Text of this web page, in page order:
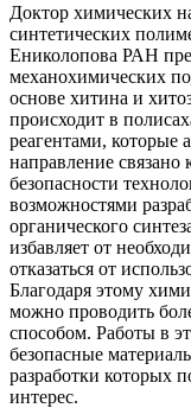
Доктор химических
синтетических
Ениколопова РАН
механохимических
основе хитина и
происходит в
реагентами, которые
направление связано
безопасности
возможностями
органического
избавляет от
отказаться от
Благодаря этому
можно проводить
способом. Работы в
безопасные
разработки которых
интерес.